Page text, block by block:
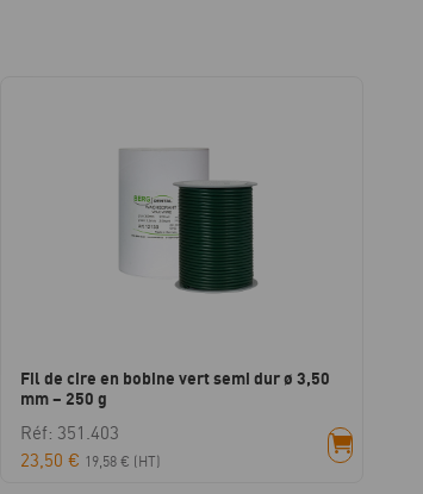
Fil de cire en bobine vert semi dur ø 3,50
mm – 250 g
Réf: 351.403
23,50€ 19,58€ (HT)